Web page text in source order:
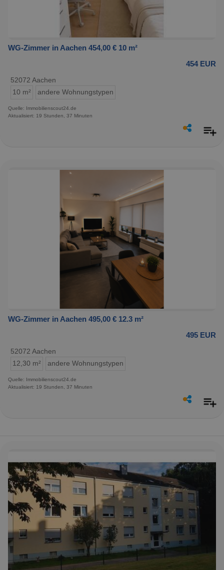
WG-Zimmer in Aachen 454,00 € 10 m²
454 EUR
52072 Aachen
10 m²
andere Wohnungstypen
Quelle: Immobilienscout24.de
Aktualisiert: 19 Stunden, 37 Minuten
WG-Zimmer in Aachen 495,00 € 12.3 m²
495 EUR
52072 Aachen
12,30 m²
andere Wohnungstypen
Quelle: Immobilienscout24.de
Aktualisiert: 19 Stunden, 37 Minuten